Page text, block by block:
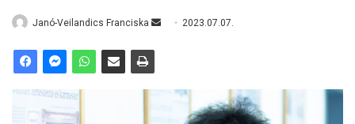
Janó-Veilandics Franciska 2023.07.07.